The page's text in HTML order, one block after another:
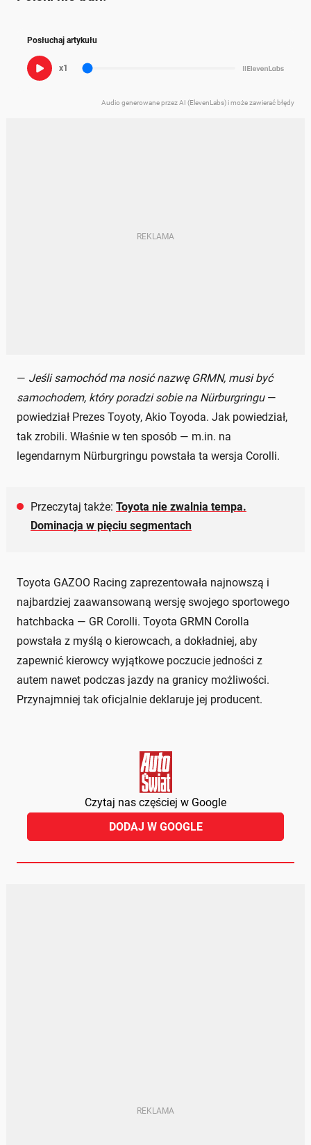
Posłuchaj artykułu
x1
Audio generowane przez AI (ElevenLabs) i może zawierać błędy
— Jeśli samochód ma nosić nazwę GRMN, musi być
samochodem, który poradzi sobie na Nürburgringu—
powiedział Prezes Toyoty, Akio Toyoda. Jak powiedział,
tak zrobili. Właśnie w ten sposób — m.in. na
legendarnym Nürburgringu powstała ta wersja Corolli.
Przeczytaj także: Toyota nie zwalnia tempa.
Dominacja w pięciu segmentach
Toyota GAZOO Racing zaprezentowała najnowszą i
najbardziej zaawansowaną wersję swojego sportowego
hatchbacka — GR Corolli. Toyota GRMN Corolla
powstała z myślą o kierowcach, a dokładniej, aby
zapewnić kierowcy wyjątkowe poczucie jedności z
autem nawet podczas jazdy na granicy możliwości.
Przynajmniej tak oficjalnie deklaruje jej producent.
Czytaj nas częściej w Google
DODAJ W GOOGLE